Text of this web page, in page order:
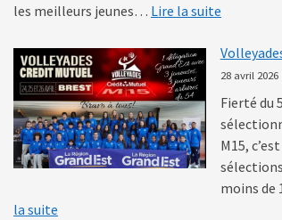
les meilleurs jeunes… Lire la suite
28 avril 2026
Fierté du
M15,
moins de
la suite